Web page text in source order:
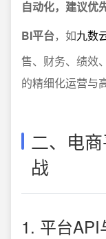
自动化，建议优
BI平台，如九数
售、财务、绩效
的精细化运营与
二、电
战
1. 平台